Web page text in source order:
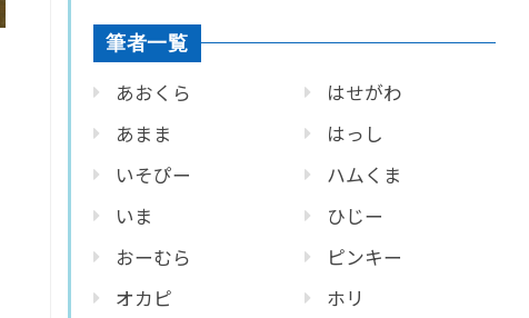
筆者一覧
あおくら
あまま
いそぴー
いま
おーむら
オカピ
はせがわ
はっし
ハムくま
ひじー
ピンキー
ホリ